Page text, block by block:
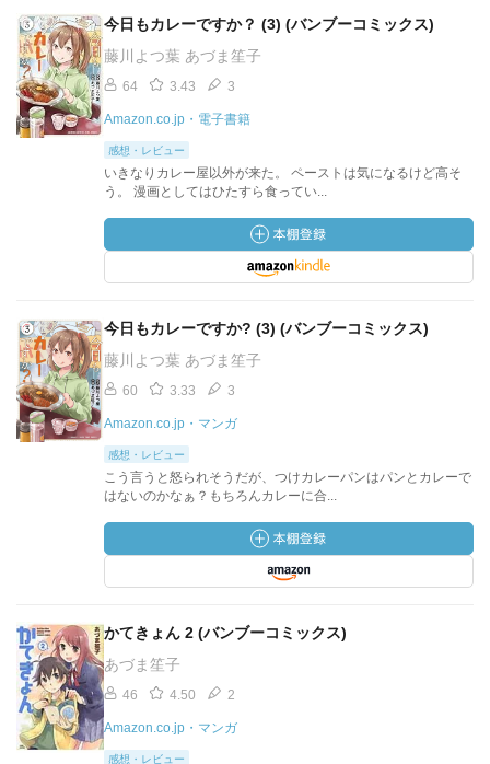
今日もカレーですか？ (3) (バンブーコミックス)
藤川よつ葉 あづま笙子
64 3.43 3
Amazon.co.jp・電子書籍
感想・レビュー
いきなりカレー屋以外が来た。 ペーストは気になるけど高そ
う。 漫画としてはひたすら食ってい...
今日もカレーですか? (3) (バンブーコミックス)
藤川よつ葉 あづま笙子
60 3.33 3
Amazon.co.jp・マンガ
感想・レビュー
こう言うと怒られそうだが、つけカレーパンはパンとカレーで
はないのかなぁ？もちろんカレーに合...
かてきょん 2 (バンブーコミックス)
あづま笙子
46 4.50 2
Amazon.co.jp・マンガ
感想・レビュー